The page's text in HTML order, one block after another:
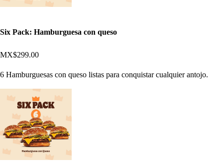
Six Pack: Hamburguesa con queso
MX$299.00
6 Hamburguesas con queso listas para conquistar cualquier antojo.